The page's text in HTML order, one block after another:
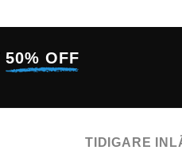
50% OFF
TIDIGARE